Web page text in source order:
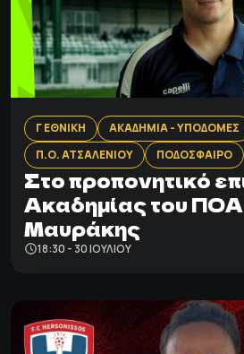
Γ ΕΘΝΙΚΗ ΑΚΑΔΗΜΙΑ - ΥΠΟΔΟΜΕΣ
Π.Ο. ΑΤΣΑΛΕΝΙΟΥ
ΠΟΔΟΣΦΑΙΡΟ
Στο προπονητικό
Ακαδημίας του
Μαυράκης
18:30 - 30 ΙΟΥΛΊΟΥ